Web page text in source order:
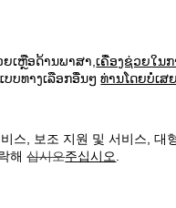
ເຫຼືອດ້ານພາສາ ,ເຄື່ອງຊ່ວຍໃນ
ບບທາງເລືອກອື່ນໆ ທ່ານໂດຍບໍ່ເສ
스 보조 지원 및 서비스 ,대
해 십시오주십시오